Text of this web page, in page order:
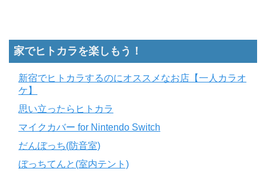
家でヒトカラを楽しもう！
新宿でヒトカラするのにオススメなお店【一人カラオ
ケ】
思い立ったらヒトカラ
マイクカバー for Nintendo Switch
だんぼっち(防音室)
ぼっちてんと(室内テント)